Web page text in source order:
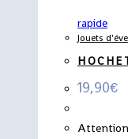
rapide
Jouets
19,90€
Attention